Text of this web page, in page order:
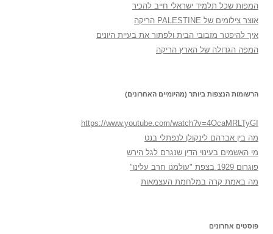
המפות שכל תלמיד ישראלי חייב להכיר
אוצר צילומים של PALESTINE הריקה
איך להיפטר מזבובי הבית ולפתור את בעיית היונים
המפה הגדולה של הארץ הריקה
הרשומות הנצפות ביותר (מהיומיים האחרונים)
https://www.youtube.com/watch?v=4OcaMRLTyGI
מה בין אברהם לינקולן לנפתלי בנט
מי האשמים בעינוי הדין שנגרם לגל הירש
פוגרום 1929 בצפת "עולמנו חרב עלינו"
מה באמת קרה במלחמת העצמאות
פוסטים אחרונים